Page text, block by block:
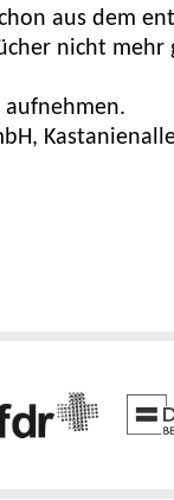
aus dem
nicht
aufnehmen.